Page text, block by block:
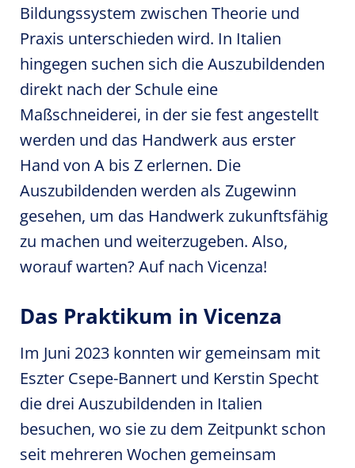
Bildungssystem zwischen Theorie und
Praxis unterschieden wird. In Italien
hingegen suchen sich die Auszubildenden
direkt nach der Schule eine
Maßschneiderei, in der sie fest angestellt
werden und das Handwerk aus erster
Hand von A bis Z erlernen. Die
Auszubildenden werden als Zugewinn
gesehen, um das Handwerk zukunftsfähig
zu machen und weiterzugeben. Also,
worauf warten? Auf nach Vicenza!
Das Praktikum in Vicenza
Im Juni 2023 konnten wir gemeinsam mit
Eszter Csepe-Bannert und Kerstin Specht
die drei Auszubildenden in Italien
besuchen, wo sie zu dem Zeitpunkt schon
seit mehreren Wochen gemeinsam